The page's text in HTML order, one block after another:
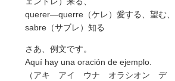
querer—querre（ケレ）愛する、望む
sabre（サブレ）知る
さあ、例文です。
Aquí hay una oración de ejemplo.
（アキ アイ ウナ オラシオン デ